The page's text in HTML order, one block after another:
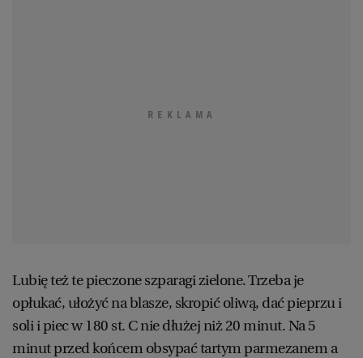
Lubię też te pieczone szparagi zielone. Trzeba je
opłukać, ułożyć na blasze, skropić oliwą, dać pieprzu i
soli i piec w 180 st. C nie dłużej niż 20 minut. Na 5
minut przed końcem obsypać tartym parmezanem a